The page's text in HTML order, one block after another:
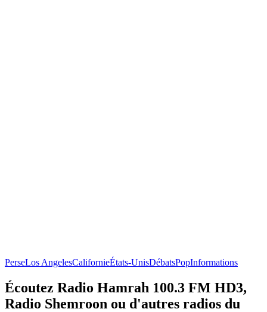
PerseLos AngelesCalifornieÉtats-UnisDébatsPopInformations
Écoutez Radio Hamrah 100.3 FM HD3,
Radio Shemroon ou d'autres radios du